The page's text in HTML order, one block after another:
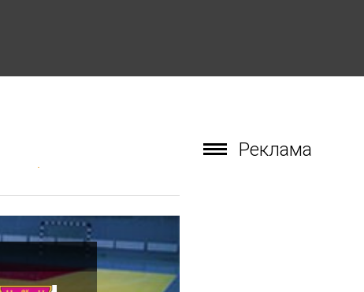
Реклама